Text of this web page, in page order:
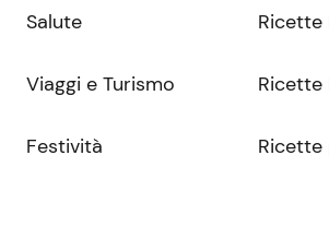
Salute
Viaggi e Turismo
Festività
Ricette
Ricette
Ricette